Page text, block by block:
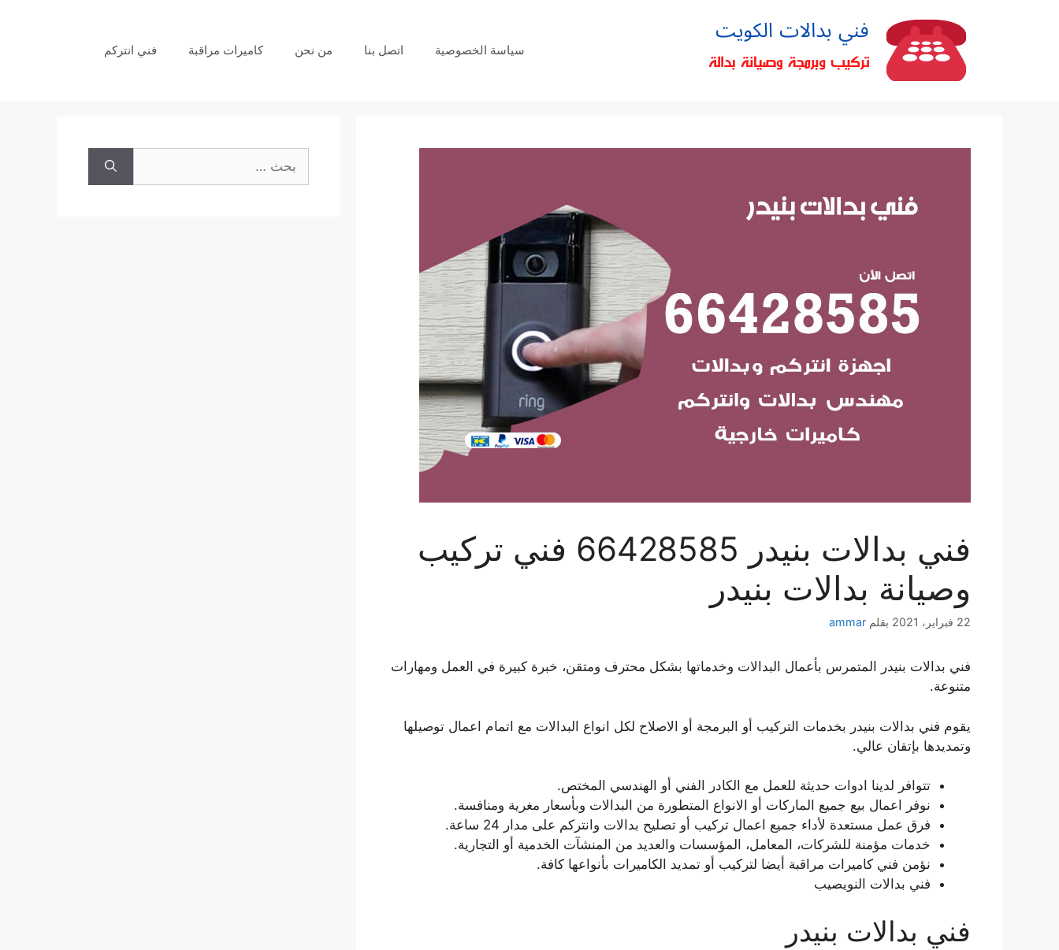
سياسة الخصوصية اتصل بنا من نحن كاميرات مراقبة فني انتركم
فني بدالات بنيدر 66428585 فني تركيب
وصيانة بدالات بنيدر
22 فبراير، 2021 بقلم ammar
فني بدالات بنيدر المتمرس بأعمال البدالات وخدماتها بشكل محترف ومتقن، خبرة كبيرة في العمل ومهارات
متنوعة.
يقوم فني بدالات بنيدر بخدمات التركيب أو البرمجة أو الاصلاح لكل انواع البدالات مع اتمام اعمال توصيلها
وتمديدها بإتقان عالي.
تتوافر لدينا ادوات حديثة للعمل مع الكادر الفني أو الهندسي المختص.
نوفر اعمال بيع جميع الماركات أو الانواع المتطورة من البدالات وبأسعار مغرية ومنافسة.
فرق عمل مستعدة لأداء جميع اعمال تركيب أو تصليح بدالات وانتركم على مدار 24 ساعة.
خدمات مؤمنة للشركات، المعامل، المؤسسات والعديد من المنشآت الخدمية أو التجارية.
نؤمن فني كاميرات مراقبة أيضا لتركيب أو تمديد الكاميرات بأنواعها كافة.
فني بدالات النويصيب
فني بدالات بنيدر